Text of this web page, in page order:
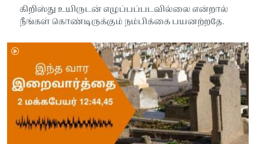
கிறிஸ்து உயிருடன் எழுப்பப்படவில்லை என்றால்
நீங்கள் கொண்டிருக்கும் நம்பிக்கை பயனற்றதே.